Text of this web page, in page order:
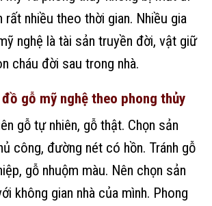
rất nhiều theo thời gian. Nhiều gia
nghệ là tài sản truyền đời, vật giữ
cháu đời sau trong nhà.
gỗ mỹ nghệ theo phong thủy
gỗ tự nhiên, gỗ thật. Chọn sản
công, đường nét có hồn. Tránh gỗ
gỗ nhuộm màu. Nên chọn sản
không gian nhà của mình. Phong